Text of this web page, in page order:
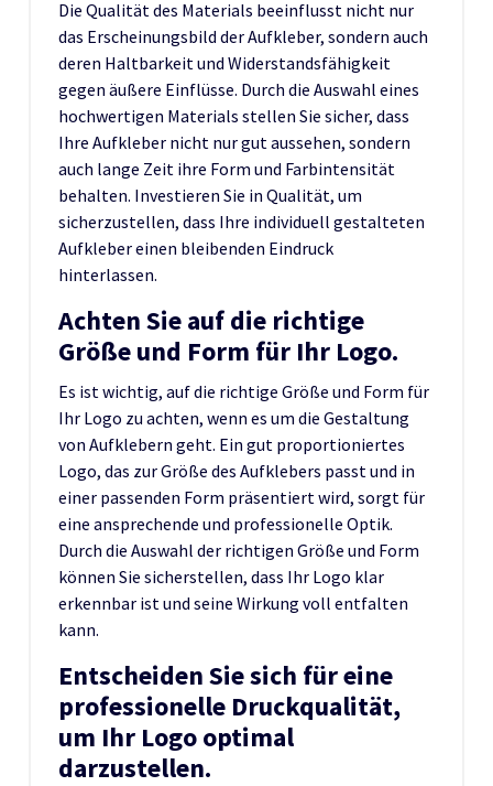
Die Qualität des Materials beeinflusst nicht nur
das Erscheinungsbild der Aufkleber, sondern auch
deren Haltbarkeit und Widerstandsfähigkeit
gegen äußere Einflüsse. Durch die Auswahl eines
hochwertigen Materials stellen Sie sicher, dass
Ihre Aufkleber nicht nur gut aussehen, sondern
auch lange Zeit ihre Form und Farbintensität
behalten. Investieren Sie in Qualität, um
sicherzustellen, dass Ihre individuell gestalteten
Aufkleber einen bleibenden Eindruck
hinterlassen.
Achten Sie auf die richtige
Größe und Form für Ihr Logo.
Es ist wichtig, auf die richtige Größe und Form für
Ihr Logo zu achten, wenn es um die Gestaltung
von Aufklebern geht. Ein gut proportioniertes
Logo, das zur Größe des Aufklebers passt und in
einer passenden Form präsentiert wird, sorgt für
eine ansprechende und professionelle Optik.
Durch die Auswahl der richtigen Größe und Form
können Sie sicherstellen, dass Ihr Logo klar
erkennbar ist und seine Wirkung voll entfalten
kann.
Entscheiden Sie sich für eine
professionelle Druckqualität,
um Ihr Logo optimal
darzustellen.